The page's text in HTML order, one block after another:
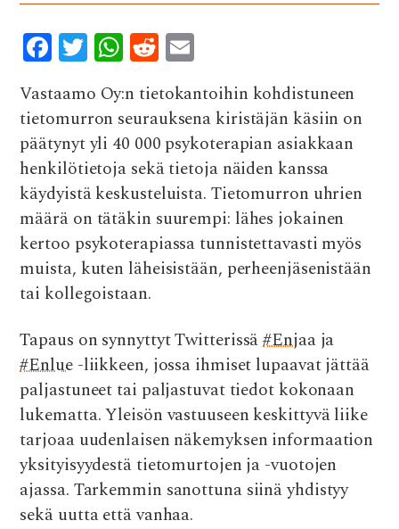
F
ac
e
b
o
o
k
T
w
it
te
r
W
h
at
s
A
p
p
R
e
d
di
t
ai
l
Vastaamo Oy:n tietokantoihin kohdistuneen
tietomurron seurauksena kiristäjän käsiin on
päätynyt yli 40 000 psykoterapian asiakkaan
henkilötietoja sekä tietoja näiden kanssa
käydyistä keskusteluista. Tietomurron uhrien
määrä on tätäkin suurempi: lähes jokainen
kertoo psykoterapiassa tunnistettavasti myös
muista, kuten läheisistään, perheenjäsenistään
tai kollegoistaan.
Tapaus on synnyttyt Twitterissä#Enjaaja
#Enlue-liikkeen, jossa ihmiset lupaavat jättää
paljastuneet tai paljastuvat tiedot kokonaan
lukematta. Yleisön vastuuseen keskittyvä liike
tarjoaa uudenlaisen näkemyksen informaation
yksityisyydestä tietomurtojen ja -vuotojen
ajassa. Tarkemmin sanottuna siinä yhdistyy
sekä uutta että vanhaa.